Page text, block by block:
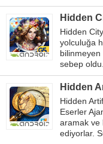
Hidden
Hidden
yolculuğa
bilinmeyen
sebep
Hidden
Hidden
Eserler
aramak ve
ediyorlar.